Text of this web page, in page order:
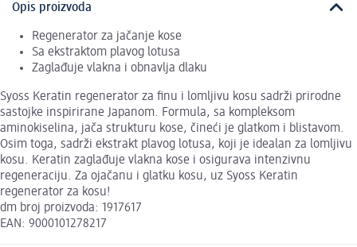
Opis proizvoda
Regenerator za jačanje kose
Sa ekstraktom plavog lotusa
Zaglađuje vlakna i obnavlja dlaku
Syoss Keratin regenerator za finu i lomljivu kosu sadrži prirodne
sastojke inspirirane Japanom. Formula, sa kompleksom
aminokiselina, jača strukturu kose, čineći je glatkom i blistavom.
Osim toga, sadrži ekstrakt plavog lotusa, koji je idealan za lomljivu
kosu. Keratin zaglađuje vlakna kose i osigurava intenzivnu
regeneraciju. Za ojačanu i glatku kosu, uz Syoss Keratin
regenerator za kosu!
dm broj proizvoda: 1917617
EAN: 9000101278217